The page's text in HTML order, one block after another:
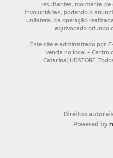
Direitos
Powered by